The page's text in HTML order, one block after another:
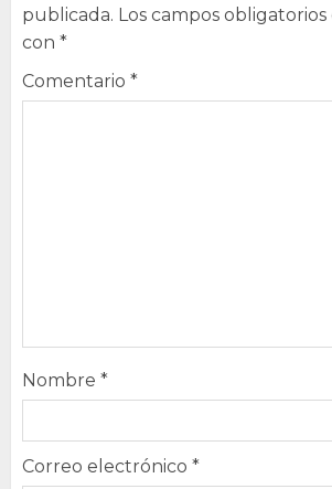
publicada. Los campos
con *
Comentario *
Nombre *
Correo electrónico *